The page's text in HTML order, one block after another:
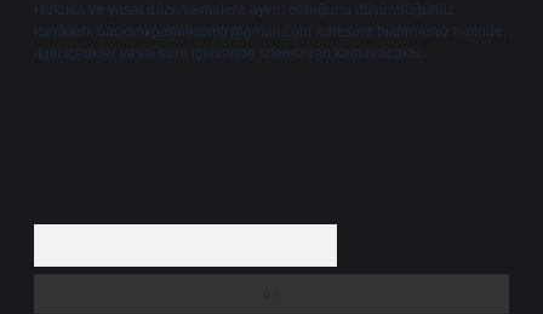
Hukuka ve yasal düzenlemelere aykırı olduğunu düşündüğünüz
içerikleri,
backlinkpanelicomtr@gmail.com adresine bildirmeniz halinde,
ilgili içerikler yasal süre içerisinde sitemizden kaldırılacaktır.